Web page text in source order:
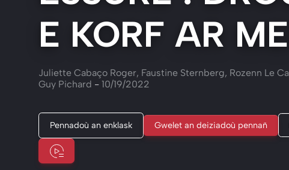
E KORF AR
Juliette Cabaço Roger, Faustine Sternberg, Rozenn Le
Guy Pichard - 10/19/2022
Pennadoù an enklask Gwelet an deiziadoù pennañ